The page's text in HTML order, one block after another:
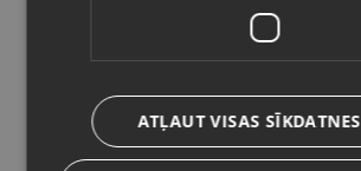
230.00 €
10.46€/mēn.
Saglabāt
ATĻAUT VISAS SĪKDATNES